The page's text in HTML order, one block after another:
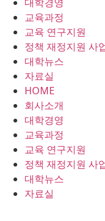
교육과정
교육 연구지원
정책 재정지원 사
대학뉴스
자료실
HOME
회사소개
대학경영
교육과정
교육 연구지원
정책 재정지원 사
대학뉴스
자료실